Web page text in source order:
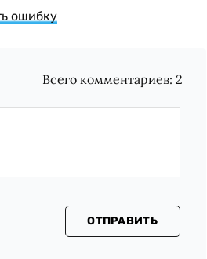
ошибку
Всего комментариев: 2
ОТПРАВИТЬ